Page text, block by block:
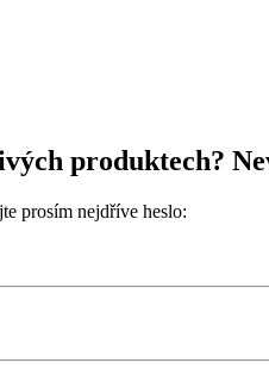
produktech?
prosím nejdříve heslo: